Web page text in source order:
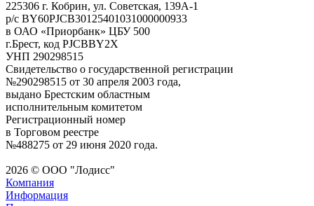
225306 г. Кобрин, ул. Советская, 139А-1
р/с BY60PJCB30125401031000000933
в ОАО «Приорбанк» ЦБУ 500
г.Брест, код PJCBBY2X
УНП 290298515
Свидетельство о государственной регистрации
№290298515 от 30 апреля 2003 года,
выдано Брестским областным
исполнительным комитетом
Регистрационный номер
в Торговом реестре
№488275 от 29 июня 2020 года.
2026 © ООО "Лодисс"
Компания
Информация